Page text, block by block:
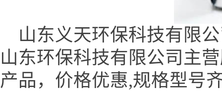
山东义天环保科技有限公
山东环保科技有限公司主
产品，价格优惠,规格型号